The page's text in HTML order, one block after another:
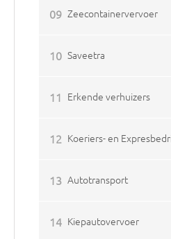
09 Zeecontainervervoer
10 Saveetra
11 Erkende verhuizers
12 Koeriers- en
13 Autotransport
14 Kiepautovervoer